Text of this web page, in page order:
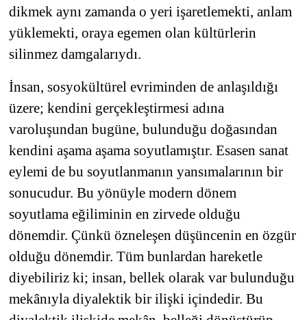
dikmek aynı zamanda o yeri işaretlemekti, anlam
yüklemekti, oraya egemen olan kültürlerin
silinmez damgalarıydı.
İnsan, sosyokültürel evriminden de anlaşıldığı
üzere; kendini gerçekleştirmesi adına
varoluşundan bugüne, bulunduğu doğasından
kendini aşama aşama soyutlamıştır. Esasen sanat
eylemi de bu soyutlanmanın yansımalarının bir
sonucudur. Bu yönüyle modern dönem
soyutlama eğiliminin en zirvede olduğu
dönemdir. Çünkü özneleşen düşüncenin en özgür
olduğu dönemdir. Tüm bunlardan hareketle
diyebiliriz ki; insan, bellek olarak var bulunduğu
mekânıyla diyalektik bir ilişki içindedir. Bu